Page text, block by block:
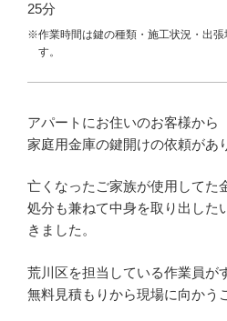
25分
※作業時間は鍵の種類・施工状況・出張
す。
アパートにお住いのお客様から
家庭用金庫の鍵開けの依頼があ
亡くなったご家族が使用してた
処分も兼ねて中身を取り出した
きました。
荒川区を担当している作業員が
無料見積もりから現場に向かう